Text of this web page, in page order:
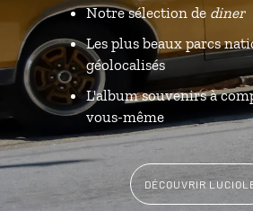
Notre sélection de diner
Les plus beaux parcs
géolocalisés
L'album souvenirs à
vous-même
DÉCOUVRIR